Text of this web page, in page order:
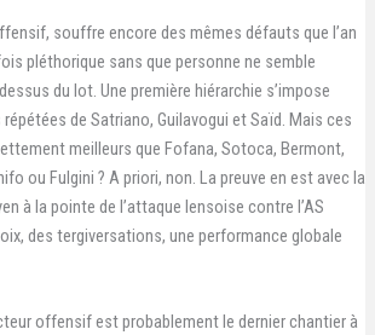
souffre encore des mêmes défauts que l’an
pléthorique sans que personne ne semble
du lot. Une première hiérarchie s’impose
de Satriano, Guilavogui et Saïd. Mais ces
meilleurs que Fofana, Sotoca, Bermont,
ou Fulgini ? A priori, non. La preuve en est avec la
à la pointe de l’attaque lensoise contre l’AS
des tergiversations, une performance globale
offensif est probablement le dernier chantier à